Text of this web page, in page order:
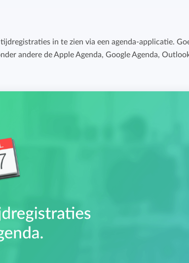
Eenvoudig uren factureren met bekende
Eenvoudig ziekte en afwezigheid registreren.
Facturatiekoppelingen
Eenvoudig uren factureren met bekende
boekhoudpakketten.
in te zien via een agenda-applicatie.
andere de Apple Agenda, Google Agenda,